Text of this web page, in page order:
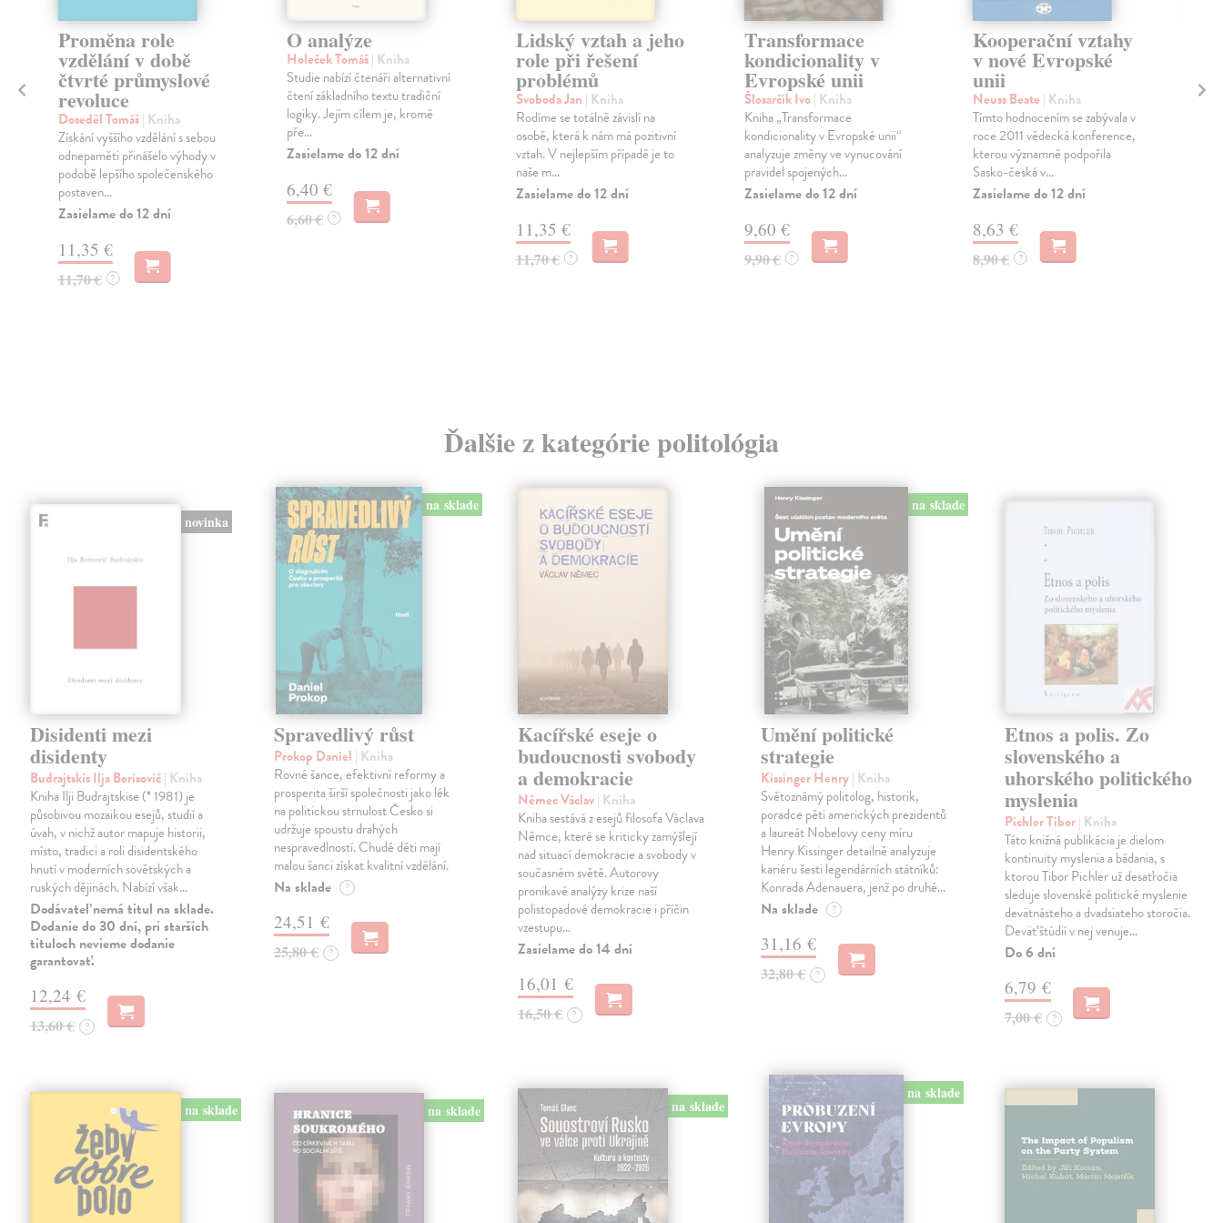
Proměna role
vzdělání v době
čtvrté průmyslové
revoluce
Doseděl Tomáš| Kniha
Získání vyššího vzdělání s sebou
odnepaměti přinášelo výhody v
podobě lepšího společenského
postaven...
Zasielame do 12 dní
11,35 €
11,70 € ?
O analýze
Holeček Tomáš| Kniha
Studie nabízí čtenáři alternativní
čtení základního textu tradiční
logiky. Jejím cílem je, kromě
pře...
Zasielame do 12 dní
6,40 €
6,60 € ?
Lidský vztah a jeho
role při řešení
problémů
Svoboda Jan | Kniha
Rodíme se totálně závislí na
osobě, která k nám má pozitivní
vztah. V nejlepším případě je to
naše m...
Zasielame do 12 dní
11,35 €
11,70 € ?
Transformace
kondicionality v
Evropské unii
Šlosarčík Ivo| Kniha
Kniha „Transformace
kondicionality v Evropské unii“
analyzuje změny ve vynucování
pravidel spojených...
Zasielame do 12 dní
9,60 €
9,90 € ?
Kooperační vztahy
v nové Evropské
unii
Neuss Beate | Kniha
Tímto hodnocením se zabývala v
roce 2011 vědecká konference,
kterou významně podpořila
Sasko-česká v...
Zasielame do 12 dní
8,63 €
8,90 € ?
Ďalšie z kategórie politológia
novinka
Disidenti mezi
disidenty
Budrajtskis Ilja Borisovič| Kniha
Kniha Ilji Budrajtskise (* 1981) je
působivou mozaikou esejů, studií a
úvah, v nichž autor mapuje historii,
místo, tradici a roli disidentského
hnutí v moderních sovětských a
ruských dějinách. Nabízí však…
Dodávateľ nemá titul na sklade.
Dodanie do 30 dní, pri starších
tituloch nevieme dodanie
garantovať.
12,24 €
13,60 € ?
na sklade
Spravedlivý růst
Prokop Daniel | Kniha
Rovné šance, efektivní reformy a
prosperita širší společnosti jako lék
na politickou strnulost Česko si
udržuje spoustu drahých
nespravedlností. Chudé děti mají
malou šanci získat kvalitní vzdělání.
Na sklade ?
24,51 €
25,80 € ?
Kacířské eseje o
budoucnosti svobody
a demokracie
Němec Václav| Kniha
Kniha sestává z esejů filosofa Václava
Němce, které se kriticky zamýšlejí
nad situací demokracie a svobody v
současném světě. Autorovy
pronikavé analýzy krize naší
polistopadové demokracie i příčin
vzestupu…
Zasielame do 14 dní
16,01 €
16,50 € ?
na sklade
Umění politické
strategie
Kissinger Henry| Kniha
Světoznámý politolog, historik,
poradce pěti amerických prezidentů
a laureát Nobelovy ceny míru
Henry Kissinger detailně analyzuje
kariéru šesti legendárních státníků:
Konrada Adenauera, jenž po druhé…
Na sklade ?
31,16 €
32,80 € ?
Etnos a polis. Zo
slovenského a
uhorského politického
myslenia
Pichler Tibor| Kniha
Táto knižná publikácia je dielom
kontinuity myslenia a bádania, s
ktorou Tibor Pichler už desaťročia
sleduje slovenské politické myslenie
devätnásteho a dvadsiateho storočia.
Deväť štúdií v nej venuje…
Do 6 dní
6,79 €
7,00 € ?
na sklade na sklade na sklade
na sklade